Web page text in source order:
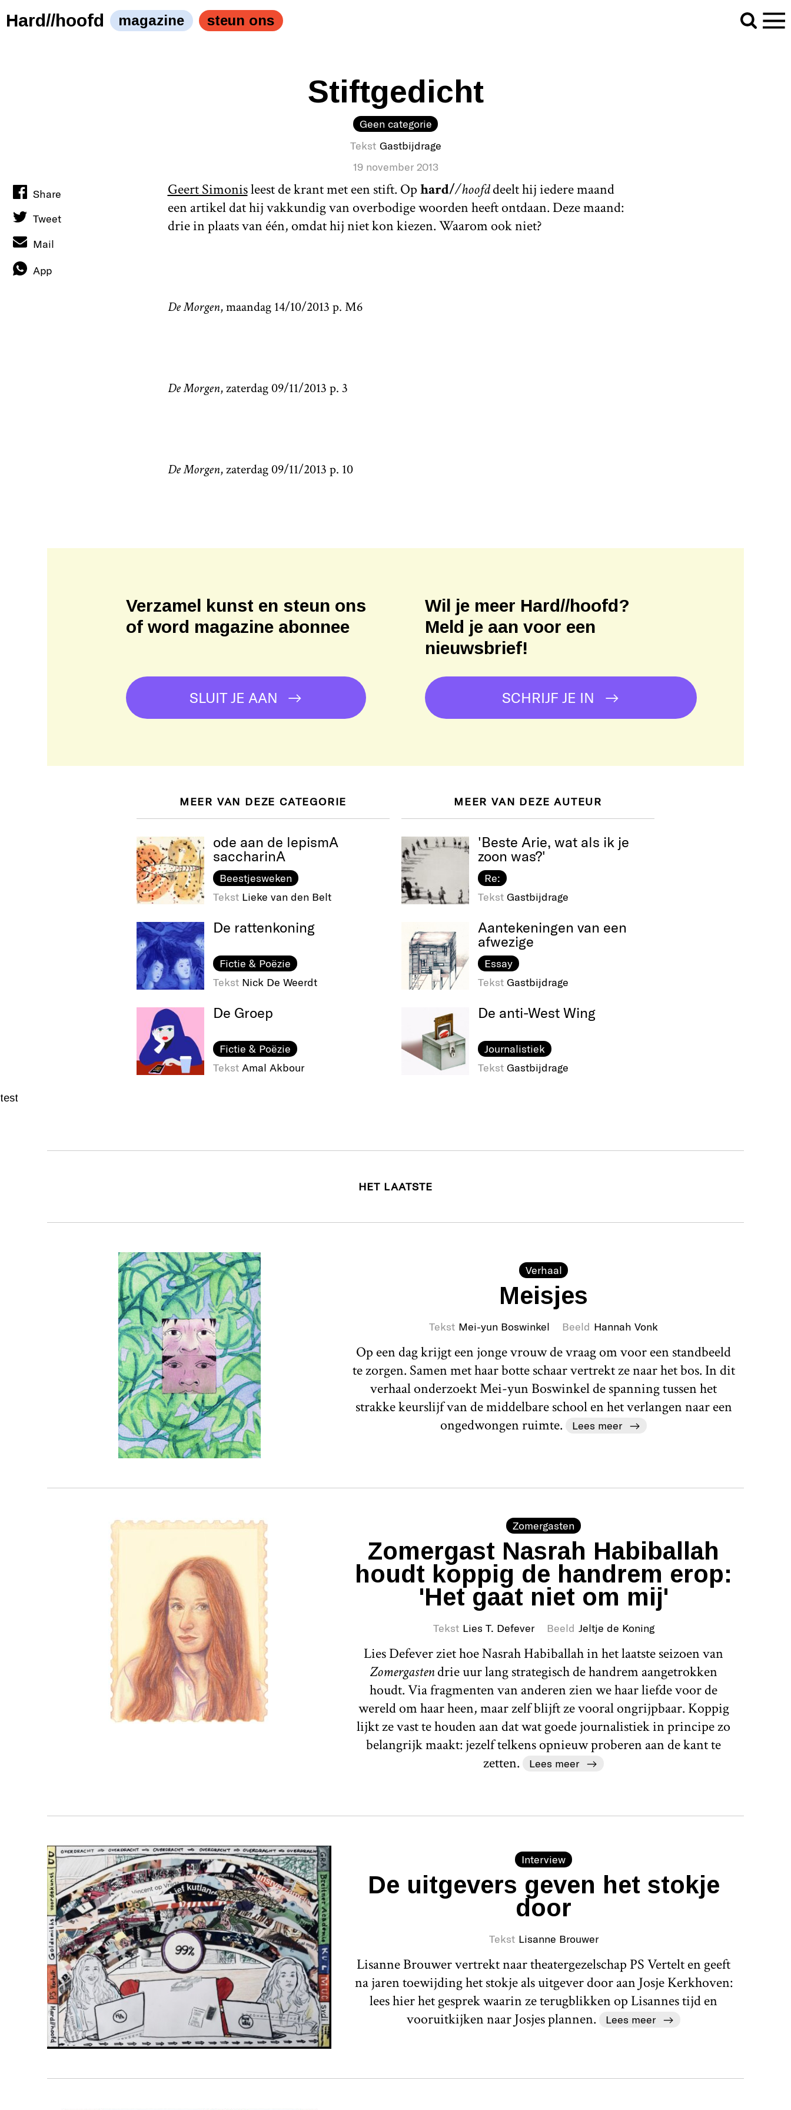
Hard//hoofd magazine steun ons
Stiftgedicht
Geen categorie
Tekst Gastbijdrage
19 november 2013
Geert Simonisleest de krant met een stift. Ophard//hoofddeelt hij iedere maand
een artikel dat hij vakkundig van overbodige woorden heeft ontdaan. Deze maand:
drie in plaats van één, omdat hij niet kon kiezen. Waarom ook niet?
De Morgen, maandag 14/10/2013 p. M6
De Morgen, zaterdag 09/11/2013 p. 3
De Morgen, zaterdag 09/11/2013 p. 10
Share
Tweet
Mail
App
Verzamel kunst en steun ons
of word magazine abonnee
SLUIT JE AAN
Wil je meer Hard//hoofd?
Meld je aan voor een
nieuwsbrief!
SCHRIJF JE IN
MEER VAN DEZE CATEGORIE
ode aan de lepismA
saccharinA
Beestjesweken
Tekst Lieke van den Belt
De rattenkoning
Fictie & Poëzie
Tekst Nick De Weerdt
De Groep
Fictie & Poëzie
Tekst Amal Akbour
MEER VAN DEZE AUTEUR
'Beste Arie, wat als ik je
zoon was?'
Re:
TekstGastbijdrage
Aantekeningen van een
afwezige
Essay
TekstGastbijdrage
De anti-West Wing
Journalistiek
TekstGastbijdrage
test
HET LAATSTE
Verhaal
Meisjes
Tekst Mei-yun Boswinkel Beeld Hannah Vonk
Op een dag krijgt een jonge vrouw de vraag om voor een standbeeld
te zorgen. Samen met haar botte schaar vertrekt ze naar het bos. In dit
verhaal onderzoekt Mei-yun Boswinkel de spanning tussen het
strakke keurslijf van de middelbare school en het verlangen naar een
ongedwongen ruimte.
Lees meer
Zomergasten
Zomergast Nasrah Habiballah
houdt koppig de handrem erop:
'Het gaat niet om mij'
Tekst Lies T. Defever Beeld Jeltje de Koning
Lies Defever ziet hoe Nasrah Habiballah in het laatste seizoen van
Zomergastendrie uur lang strategisch de handrem aangetrokken
houdt. Via fragmenten van anderen zien we haar liefde voor de
wereld om haar heen, maar zelf blijft ze vooral ongrijpbaar. Koppig
lijkt ze vast te houden aan dat wat goede journalistiek in principe zo
belangrijk maakt: jezelf telkens opnieuw proberen aan de kant te
zetten.
Lees meer
Interview
De uitgevers geven het stokje
door
Tekst Lisanne Brouwer
Lisanne Brouwer vertrekt naar theatergezelschap PS Vertelt en geeft
na jaren toewijding het stokje als uitgever door aan Josje Kerkhoven:
lees hier het gesprek waarin ze terugblikken op Lisannes tijd en
vooruitkijken naar Josjes plannen.
Lees meer